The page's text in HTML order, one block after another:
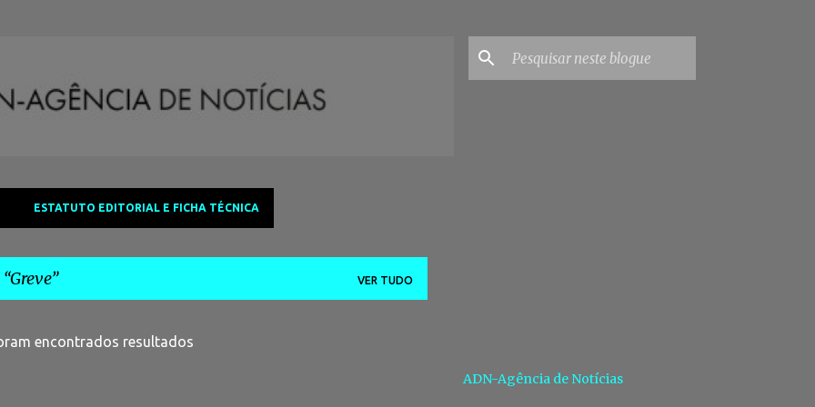
ESTATUTO EDITORIAL E FICHA TÉCNICA
Greve VER TUDO
encontrados resultados
ADN-Agência de Notícias